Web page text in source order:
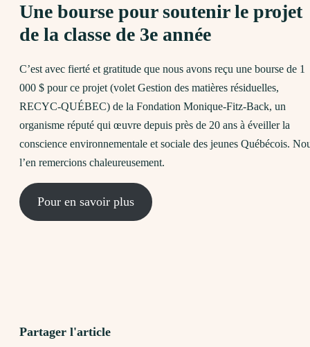
Une bourse pour soutenir le projet
de la classe de 3e année
C’est avec fierté et gratitude que nous avons reçu une bourse de 1
000 $ pour ce projet (volet Gestion des matières résiduelles,
RECYC-QUÉBEC) de la Fondation Monique-Fitz-Back, un
organisme réputé qui œuvre depuis près de 20 ans à éveiller la
conscience environnementale et sociale des jeunes Québécois.
l’en remercions chaleureusement.
Pour en savoir plus
Partager l'article